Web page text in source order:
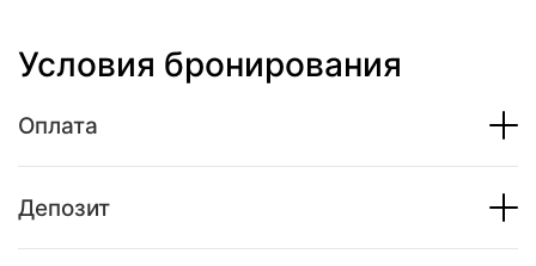
Условия бронирования
Оплата
Депозит